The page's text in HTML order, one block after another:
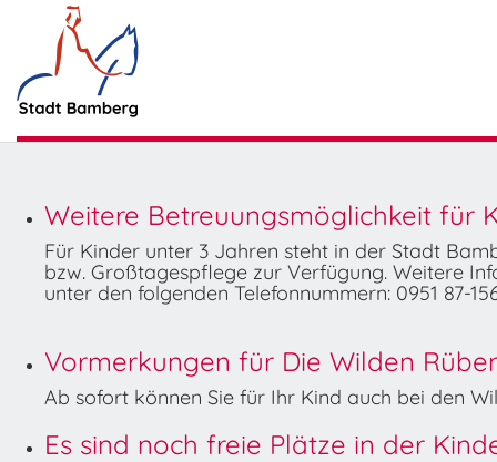
Weitere Betreuungsmöglichkeit für
Für Kinder unter 3 Jahren steht in der Stadt
bzw. Großtagespflege zur Verfügung. Weitere
unter den folgenden Telefonnummern: 0951 87-
Vormerkungen für Die Wilden
Ab sofort können Sie für Ihr Kind auch bei den
Es sind noch freie Plätze in der